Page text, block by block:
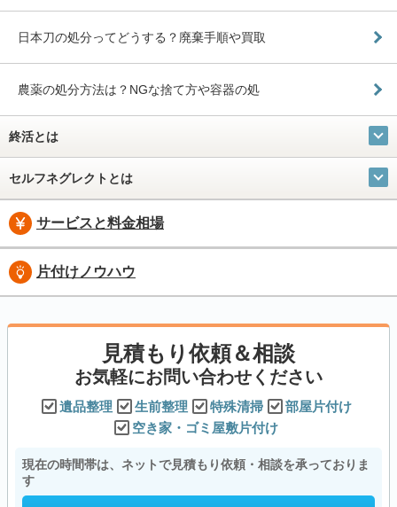
日本刀の処分ってどうする？廃棄手順や買取
農薬の処分方法は？NGな捨て方や容器の処
終活とは
セルフネグレクトとは
サービスと料金相場
片付けノウハウ
見積もり依頼＆相談
お気軽にお問い合わせください
遺品整理 生前整理 特殊清掃
部屋片付け
空き家・ゴミ屋敷片付け
現在の時間帯は、ネットで見積もり依頼・相談を承っておりま
す